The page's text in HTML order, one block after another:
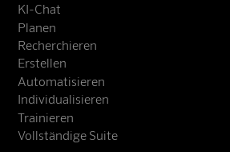
KI-Chat
Planen
Recherchieren
Erstellen
Automatisieren
Individualisieren
Trainieren
Vollständige Suite